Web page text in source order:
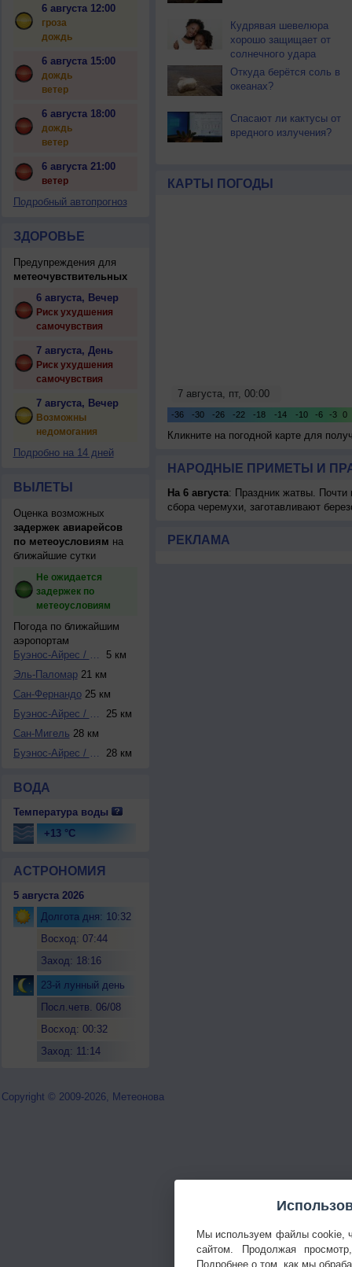
6 августа 12:00
гроза
дождь
6 августа 15:00
дождь
ветер
6 августа 18:00
дождь
ветер
6 августа 21:00
ветер
Подробный автопрогноз
ЗДОРОВЬЕ
Предупреждения для
метеочувствительных
6 августа, Вечер
Риск ухудшения
самочувствия
7 августа, День
Риск ухудшения
самочувствия
7 августа, Вечер
Возможны
недомогания
Подробно на 14 дней
ВЫЛЕТЫ
Оценка возможных
задержек авиарейсов
по метеоусловиям на
ближайшие сутки
Не ожидается
задержек по
метеоусловиям
Погода по ближайшим
аэропортам
Буэнос-Айрес / Дж...
5 км
Эль-Паломар21 км
Сан-Фернандо25 км
Буэнос-Айрес / Мо...
25 км
Сан-Мигель 28 км
Буэнос-Айрес / Эз...
28 км
ВОДА
Температура воды
+13 °C
АСТРОНОМИЯ
5 августа 2026
Долгота дня: 10:32
Восход: 07:44
Заход: 18:16
23-й лунный день
Посл.четв. 06/08
Восход: 00:32
Заход: 11:14
Кудрявая шевелюра
хорошо защищает от
солнечного удара
Откуда берётся соль в
океанах?
Спасают ли кактусы от
вредного излучения?
КАРТЫ ПОГОДЫ
Кликните на погодной карте для
НАРОДНЫЕ ПРИМЕТЫ И
На 6 августа: Праздник жатвы. Почти
сбора черемухи, заготавливают
РЕКЛАМА
Copyright © 2009-2026, Метеонова
Мы используем файлы cookie,
сайтом. Продолжая
Подробнее о том, как мы